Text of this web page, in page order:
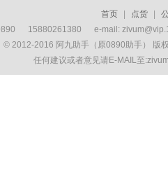
首页 点货
15880261380 e-mail:
© 2012-2016 阿九助手（原0890助手） 版
任何建议或者意见请E-MAIL至